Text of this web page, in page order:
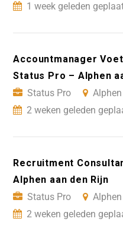
1 week geleden
Accountmanager
Status Pro – Alphen
Status Pro
2 weken geleden
Recruitment
Alphen aan den Rijn
Status Pro
2 weken geleden